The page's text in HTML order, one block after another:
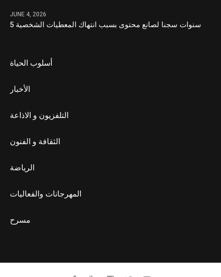
JUNE 4, 2026
5 سنوات سجنا لصانع محتوى بسبب انتهاك المعطيات الشخصية
أسلوب الحياة
الأخبار
التلفزيون و الاذاعة
الثقافة و الفنون
الرياضة
المهرجانات والفعاليات
مسرح